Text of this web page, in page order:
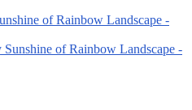
of Rainbow Landscape -